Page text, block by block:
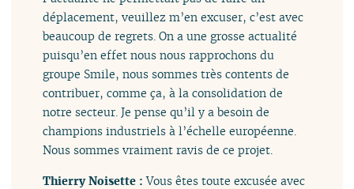
déplacement, veuillez m’en excuser, c’est avec
beaucoup de regrets. On a une grosse actualité
puisqu’en effet nous nous rapprochons du
groupe Smile, nous sommes très contents de
contribuer, comme ça, à la consolidation de
notre secteur. Je pense qu’il y a besoin de
champions industriels à l’échelle européenne.
Nous sommes vraiment ravis de ce projet.
Thierry Noisette :Vous êtes toute excusée avec